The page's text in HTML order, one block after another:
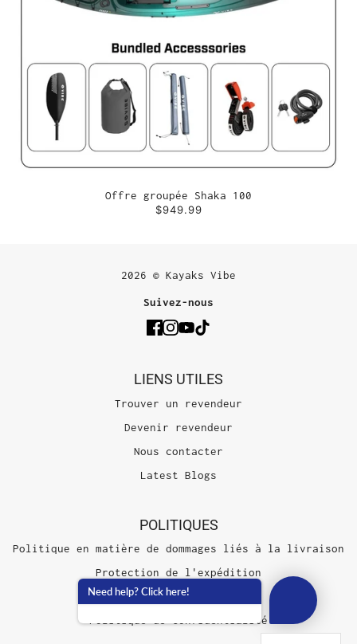
Offre groupée Shaka 100
$949.99
2026 © Kayaks Vibe
Suivez-nous
LIENS UTILES
Trouver un revendeur
Devenir revendeur
Nous contacter
Latest Blogs
POLITIQUES
Politique en matière de dommages liés à la livraison
Protection de l'expédition
Conditions d'utilisation
Politique de confidentialité
Need help? Click here!